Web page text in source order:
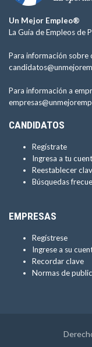
Un Mejor Empleo®
La Guía de Empleos de
Para información sobre
Para información a
CANDIDATOS
Regístrate
Ingresa a tu
Reestablecer
Búsquedas
EMPRESAS
Regístrese
Ingrese a su
Recordar clave
Normas de